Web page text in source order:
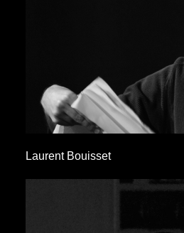
Laurent Bouisset